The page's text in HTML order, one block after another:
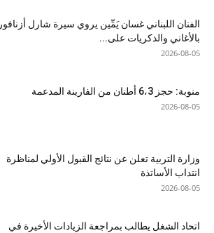
الفنان اللبناني غسان يَمِّين يروي سيرة شارل أزنافور
بالأغاني والذكريات على...
2026-08-05
منوبة: حجز 6،3 أطنان من الفارينة المدعمة
2026-08-05
وزارة التربية تعلن عن نتائج القبول الأولي لمناظرة
انتداب الأساتذة
2026-08-05
اتحاد الشغل يطالب بمراجعة الزيادات الأخيرة في